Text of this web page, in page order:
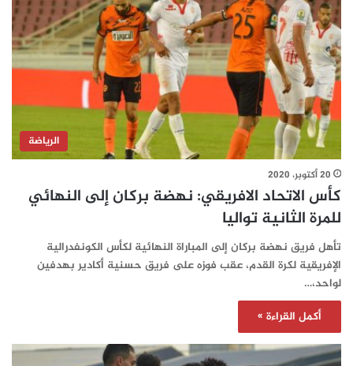
الرياضة
20 أكتوبر، 2020
كأس الاتحاد الافريقي: نهضة بركان إلى النهائي
للمرة الثانية تواليا
تأهل فريق نهضة بركان إلى المباراة النهائية لكأس الكونفدرالية
الإفريقية لكرة القدم، عقب فوزه على فريق حسنية أكادير بهدفين
لواحد،…
أكمل القراءة »